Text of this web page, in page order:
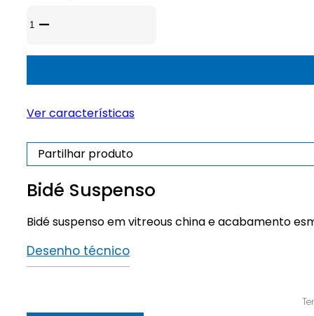
de
Ver características
Partilhar produto
Bidé Suspenso
Bidé suspenso em vitreous china e acabamento
Desenho técnico